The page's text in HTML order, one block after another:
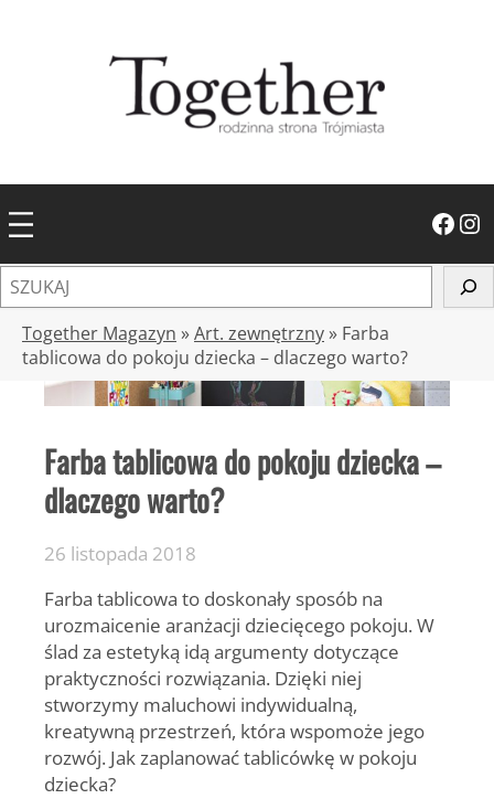
Facebook Instagram
z
Together Magazyn »Art. zewnętrzny» Farba
tablicowa do pokoju dziecka – dlaczego warto?
Farba tablicowa do pokoju dziecka –
dlaczego warto?
26 listopada 2018
Farba tablicowa to doskonały sposób na
urozmaicenie aranżacji dziecięcego pokoju. W
ślad za estetyką idą argumenty dotyczące
praktyczności rozwiązania. Dzięki niej
stworzymy maluchowi indywidualną,
kreatywną przestrzeń, która wspomoże jego
rozwój. Jak zaplanować tablicówkę w pokoju
dziecka?